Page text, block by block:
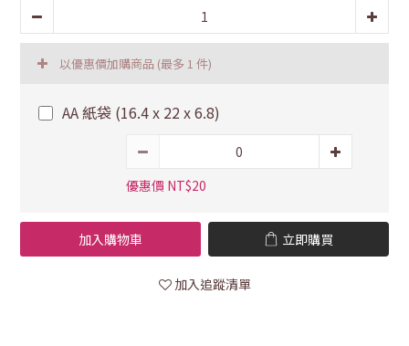
以優惠價加購商品 (最多 1 件)
AA 紙袋 (16.4 x 22 x 6.8)
優惠價 NT$20
加入購物車 立即購買
加入追蹤清單